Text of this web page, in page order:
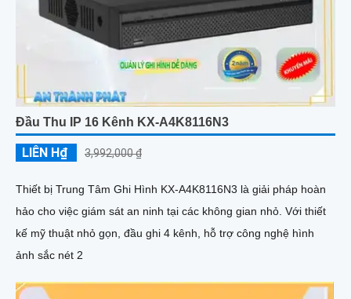
Đầu Thu IP 16 Kênh KX-A4K8116N3
LIÊN H₫ 3,992,000 ₫
Thiết bị Trung Tâm Ghi Hình KX-A4K8116N3 là giải pháp hoàn
hảo cho việc giám sát an ninh tại các không gian nhỏ. Với thiết
kế mỹ thuật nhỏ gọn, đầu ghi 4 kênh, hỗ trợ công nghệ hình
ảnh sắc nét 2